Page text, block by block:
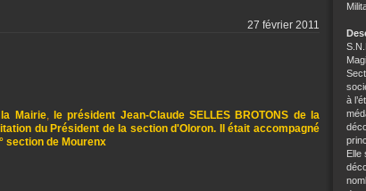
27 février 2011
Mairie, le président Jean-Claude SELLES BROTONS de la
du Président de la section d'Oloron. Il était accompagné
section de Mourenx
à
Elle